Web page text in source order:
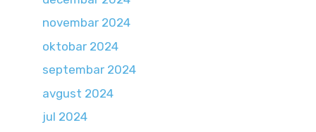
novembar 2024
oktobar 2024
septembar 2024
avgust 2024
jul 2024